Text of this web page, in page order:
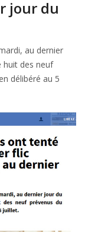
jour du
au dernier
huit des neuf
délibéré au 5